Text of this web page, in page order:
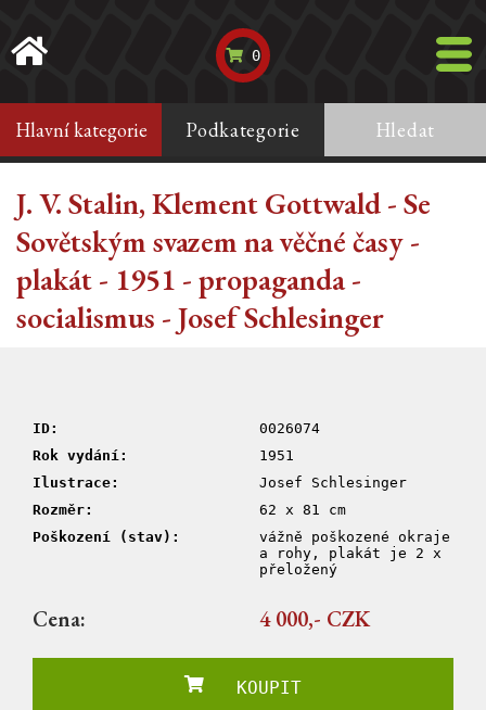
0
Hlavní kategorie Podkategorie Hledat
J. V. Stalin, Klement Gottwald - Se
Sovětským svazem na věčné časy -
plakát - 1951 - propaganda -
socialismus - Josef Schlesinger
ID:
0026074
Rok vydání:
1951
Ilustrace:
Josef Schlesinger
Rozměr:
62 x 81 cm
Poškození (stav):
vážně poškozené okraje
a rohy, plakát je 2 x
přeložený
Cena: 4 000,- CZK
KOUPIT